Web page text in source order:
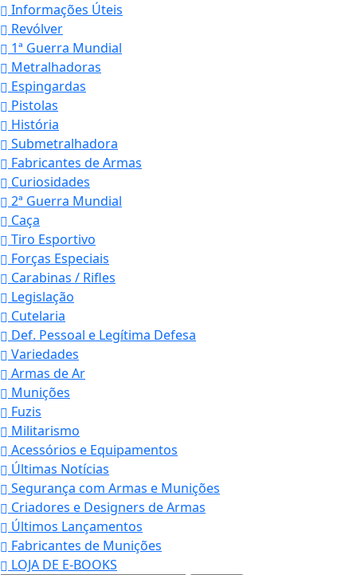
Informações Úteis
Revólver
1ª Guerra Mundial
Metralhadoras
Espingardas
Pistolas
História
Submetralhadora
Fabricantes de Armas
Curiosidades
2ª Guerra Mundial
Caça
Tiro Esportivo
Forças Especiais
Carabinas / Rifles
Legislação
Cutelaria
Def. Pessoal e Legítima Defesa
Variedades
Armas de Ar
Munições
Fuzis
Militarismo
Acessórios e Equipamentos
Últimas Notícias
Segurança com Armas e Munições
Criadores e Designers de Armas
Últimos Lançamentos
Fabricantes de Munições
LOJA DE E-BOOKS